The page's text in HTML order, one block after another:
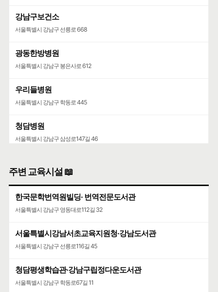
강남구보건소
서울특별시 강남구 선릉로 668
광동한방병원
서울특별시 강남구 봉은사로 612
우리들병원
서울특별시 강남구 학동로 445
청담병원
서울특별시 강남구 삼성로147길 46
주변 교육시설 📖
한국문학번역원빌딩· 번역전문도서관
서울특별시 강남구 영동대로112길 32
서울특별시강남서초교육지원청·강남도서관
서울특별시 강남구 선릉로116길 45
청담평생학습관·강남구립정다운도서관
서울특별시 강남구 학동로67길 11